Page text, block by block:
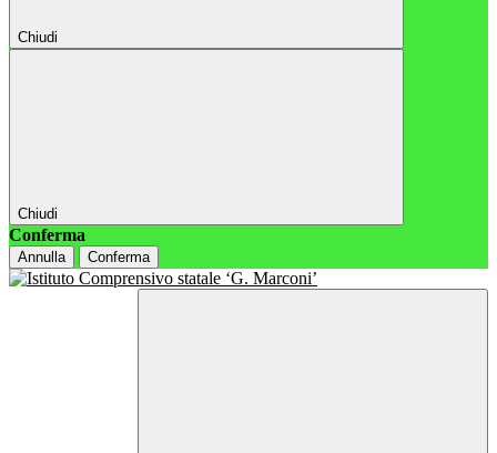
Chiudi
Chiudi
Conferma
Annulla Conferma